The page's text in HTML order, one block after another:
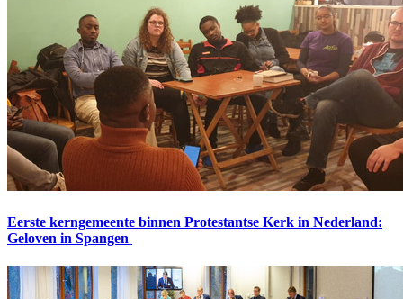
Eerste kerngemeente binnen Protestantse Kerk in Nederland:
Geloven in Spangen